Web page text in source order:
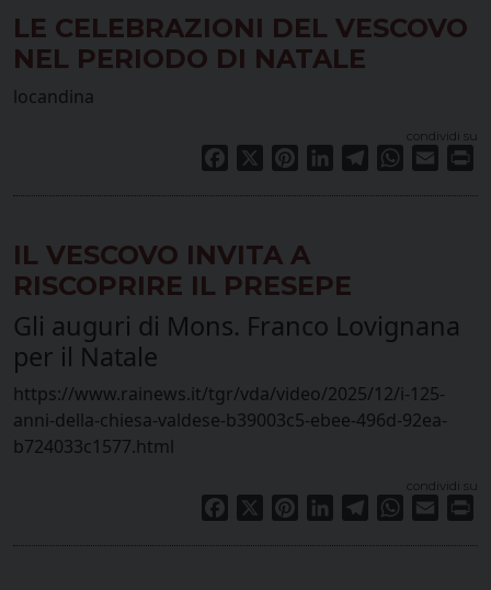
LE CELEBRAZIONI DEL VESCOVO
NEL PERIODO DI NATALE
locandina
condividi su
Facebook PinterestLinkedInTelegramWhatsApp
Email
IL VESCOVO INVITA A
RISCOPRIRE IL PRESEPE
Gli auguri di Mons. Franco Lovignana
per il Natale
https://www.rainews.it/tgr/vda/video/2025/12/i-125-
anni-della-chiesa-valdese-b39003c5-ebee-496d-92ea-
b724033c1577.html
condividi su
Facebook PinterestLinkedInTelegramWhatsApp
Email